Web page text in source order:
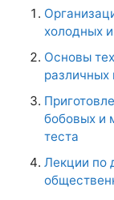
холодных
Основы
различных
бобовых и
теста
Лекции по